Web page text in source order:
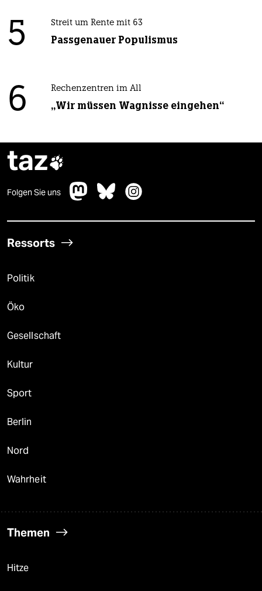
5 Streit um Rente mit 63
Passgenauer Populismus
6 Rechenzentren im All
„Wir müssen Wagnisse eingehen“
taz
Folgen Sie uns
Ressorts
Politik
Öko
Gesellschaft
Kultur
Sport
Berlin
Nord
Wahrheit
Themen
Hitze